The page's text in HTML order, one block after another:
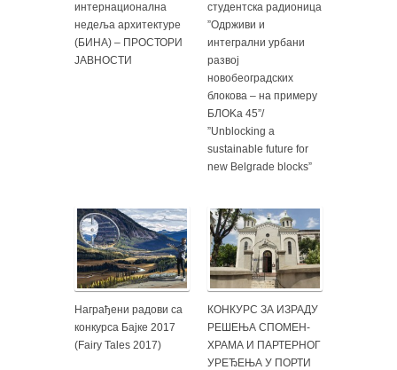
интернационална
недеља архитектуре
(БИНА) – ПРОСТОРИ
ЈАВНОСТИ
студентска радионица
”Одрживи и
интегрални урбани
развој
новобеоградских
блокова – на примеру
БЛОKа 45”/
”Unblocking a
sustainable future for
new Belgrade blocks”
Награђени радови са
конкурса Бајке 2017
(Fairy Tales 2017)
КОНКУРС ЗА ИЗРАДУ
РЕШЕЊА СПОМЕН-
ХРАМА И ПАРТЕРНОГ
УРЕЂЕЊА У ПОРТИ